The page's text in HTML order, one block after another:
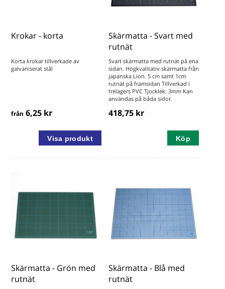
Krokar - korta
Korta krokar tillverkade av
galvaniserat stål
från 6,25 kr
Skärmatta - Svart med
rutnät
Svart skärmatta med rutnät på ena
sidan. Högkvalitativ skärmatta från
japanska Lion. 5 cm samt 1cm
rutnät på framsidan Tillverkad i
trelagers PVC Tjocklek: 3mm Kan
användas på båda sidor.
418,75 kr
Köp
Skärmatta - Grön med
rutnät
Skärmatta - Blå med
rutnät